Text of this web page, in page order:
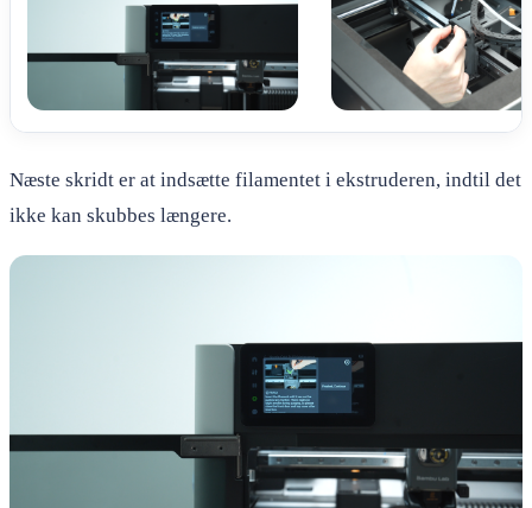
Næste skridt er at indsætte filamentet i ekstruderen, indtil det
ikke kan skubbes længere.